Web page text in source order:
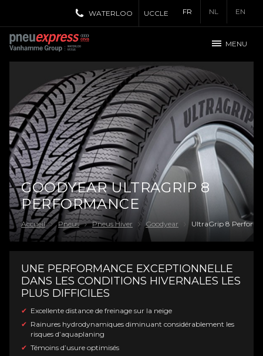
FR NL EN
WATERLOO UCCLE
MENU
GOODYEAR ULTRAGRIP 8
PERFORMANCE
Accueil Pneus Pneus Hiver Goodyear UltraGrip 8
UNE PERFORMANCE EXCEPTIONNELLE
DANS LES CONDITIONS HIVERNALES LES
PLUS DIFFICILES
Excellente distance de freinage sur la neige
Rainures hydrodynamiques diminuant considérablement les
risques d’aquaplaning
Témoins d’usure optimisés